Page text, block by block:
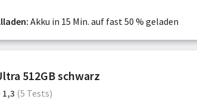
Akku in 15 Min. auf fast 50 % geladen
512GB schwarz
(5 Tests)